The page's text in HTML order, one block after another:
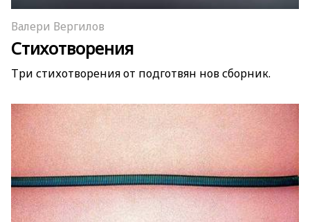
Валери Вергилов
Стихотворения
Три стихотворения от подготвян нов сборник.